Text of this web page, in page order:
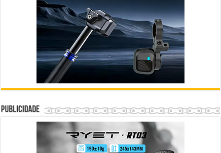
Publicidade